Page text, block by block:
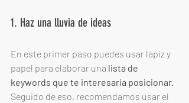
1. Haz una lluvia de ideas
En este primer paso puedes usar lápiz y
papel para elaborar una lista de
keywords que te interesaría posicionar.
Seguido de eso, recomendamos usar el